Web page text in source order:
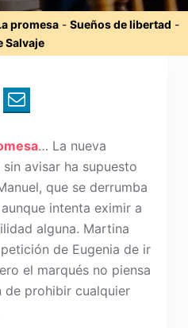
promesa- Sueños de libertad -
Salvaje
… La nueva
avisar ha supuesto
que se derrumba
intenta eximir a
alguna. Martina
de Eugenia de ir
el marqués no piensa
de prohibir cualquier